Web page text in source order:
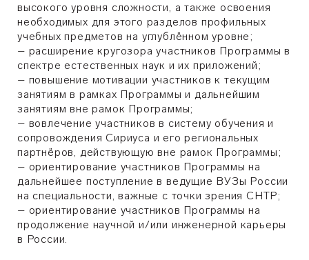
высокого уровня сложности, а также освоения
необходимых для этого разделов профильных
учебных предметов на углублённом уровне;
– расширение кругозора участников Программы в
спектре естественных наук и их приложений;
– повышение мотивации участников к текущим
занятиям в рамках Программы и дальнейшим
занятиям вне рамок Программы;
– вовлечение участников в систему обучения и
сопровождения Сириуса и его региональных
партнёров, действующую вне рамок Программы;
– ориентирование участников Программы на
дальнейшее поступление в ведущие ВУЗы России
на специальности, важные с точки зрения СНТР;
– ориентирование участников Программы на
продолжение научной и/или инженерной карьеры
в России.